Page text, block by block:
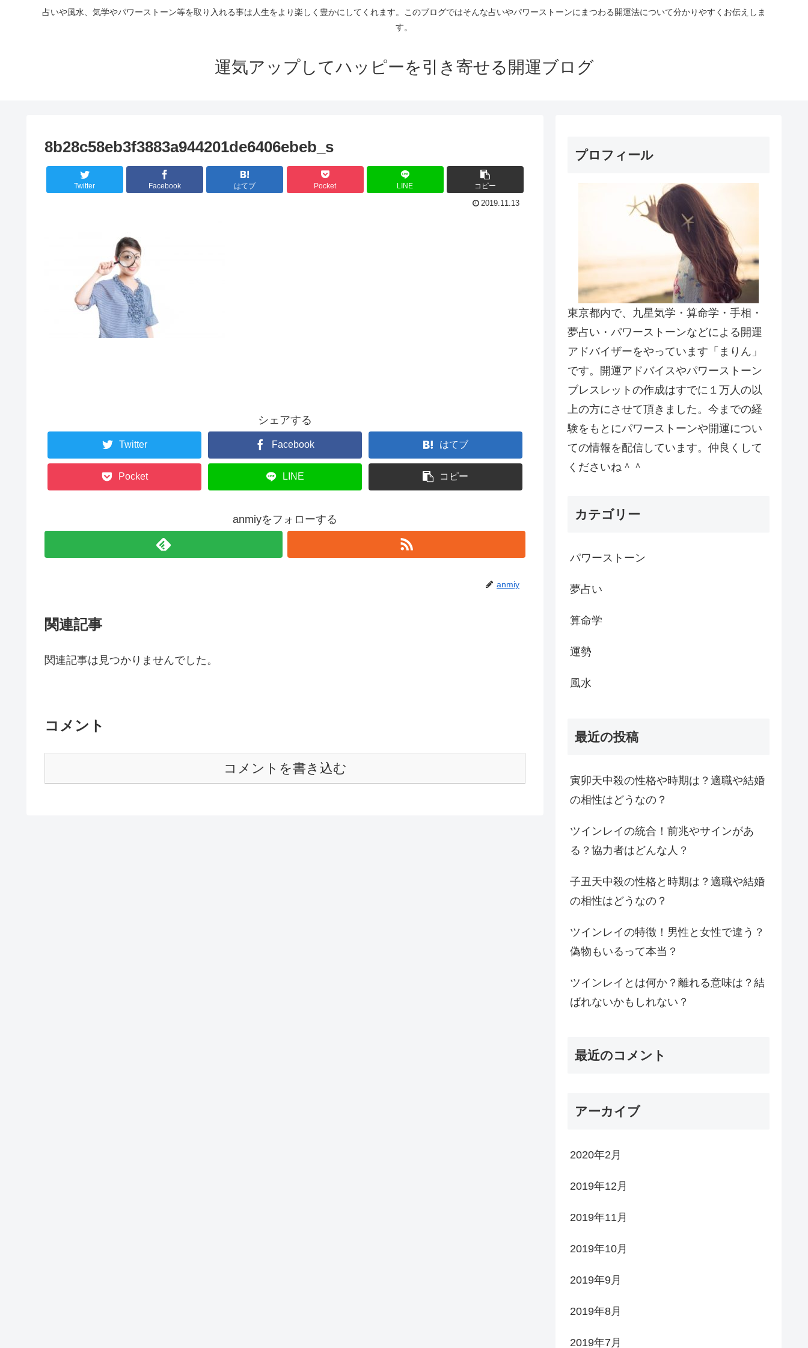
占いや風水、気学やパワーストーン等を取り入れる事は人生をより楽しく豊かにしてくれます。このブログではそんな占いやパワーストーンにまつわる開運法について分かりやすくお伝えしま
す。
運気アップしてハッピーを引き寄せる開運ブログ
8b28c58eb3f3883a944201de6406ebeb_s
Twitter Facebook はてブ Pocket LINE コピー
2019.11.13
シェアする
Twitter Facebook はてブ
Pocket LINE コピー
anmiyをフォローする
anmiy
関連記事
関連記事は見つかりませんでした。
コメント
コメントを書き込む
プロフィール
東京都内で、九星気学・算命学・手相・
夢占い・パワーストーンなどによる開運
アドバイザーをやっています「まりん」
です。開運アドバイスやパワーストーン
ブレスレットの作成はすでに１万人の以
上の方にさせて頂きました。今までの経
験をもとにパワーストーンや開運につい
ての情報を配信しています。仲良くして
くださいね＾＾
カテゴリー
パワーストーン
夢占い
算命学
運勢
風水
最近の投稿
寅卯天中殺の性格や時期は？適職や結婚
の相性はどうなの？
ツインレイの統合！前兆やサインがあ
る？協力者はどんな人？
子丑天中殺の性格と時期は？適職や結婚
の相性はどうなの？
ツインレイの特徴！男性と女性で違う？
偽物もいるって本当？
ツインレイとは何か？離れる意味は？結
ばれないかもしれない？
最近のコメント
アーカイブ
2020年2月
2019年12月
2019年11月
2019年10月
2019年9月
2019年8月
2019年7月